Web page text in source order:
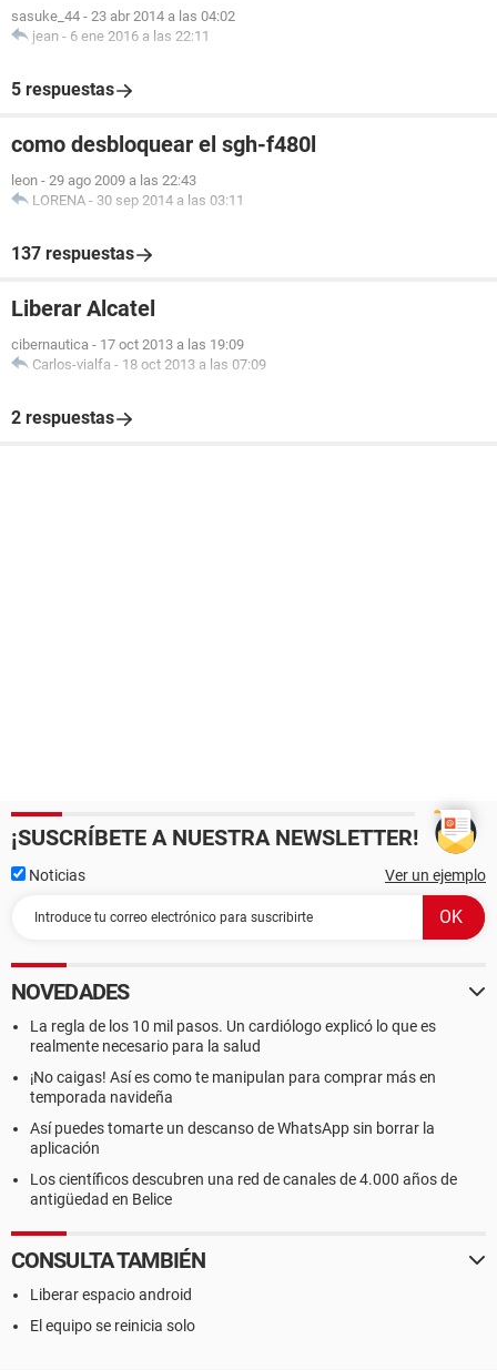
sasuke_44 - 23 abr 2014 a las 04:02
jean - 6 ene 2016 a las 22:11
5 respuestas
como desbloquear el sgh-f480l
leon - 29 ago 2009 a las 22:43
LORENA - 30 sep 2014 a las 03:11
137 respuestas
Liberar Alcatel
cibernautica - 17 oct 2013 a las 19:09
Carlos-vialfa - 18 oct 2013 a las 07:09
2 respuestas
¡SUSCRÍBETE A NUESTRA NEWSLETTER!
Noticias Ver un ejemplo
NOVEDADES
La regla de los 10 mil pasos. Un cardiólogo explicó lo que es
realmente necesario para la salud
¡No caigas! Así es como te manipulan para comprar más en
temporada navideña
Así puedes tomarte un descanso de WhatsApp sin borrar la
aplicación
Los científicos descubren una red de canales de 4.000 años de
antigüedad en Belice
CONSULTA TAMBIÉN
Liberar espacio android
El equipo se reinicia solo